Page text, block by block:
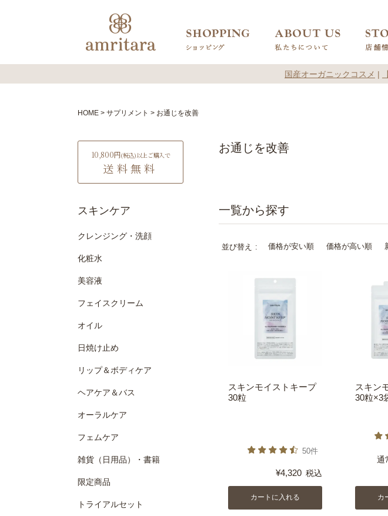
国産オーガニックコスメ |
HOME サプリメント お通じを改善
10,800円(税込)以上ご購入で
送料無料
スキンケア
クレンジング・洗顔
化粧水
美容液
フェイスクリーム
オイル
日焼け止め
リップ＆ボディケア
ヘアケア＆バス
オーラルケア
フェムケア
雑貨（日用品）・書籍
限定商品
トライアルセット
お通じを改善
並び替え 価格が安い順 価格が高い順
スキンモイストキープ
30粒
50件
¥4,320 税込
カートに入れる
スキン
30粒×3
通
カ